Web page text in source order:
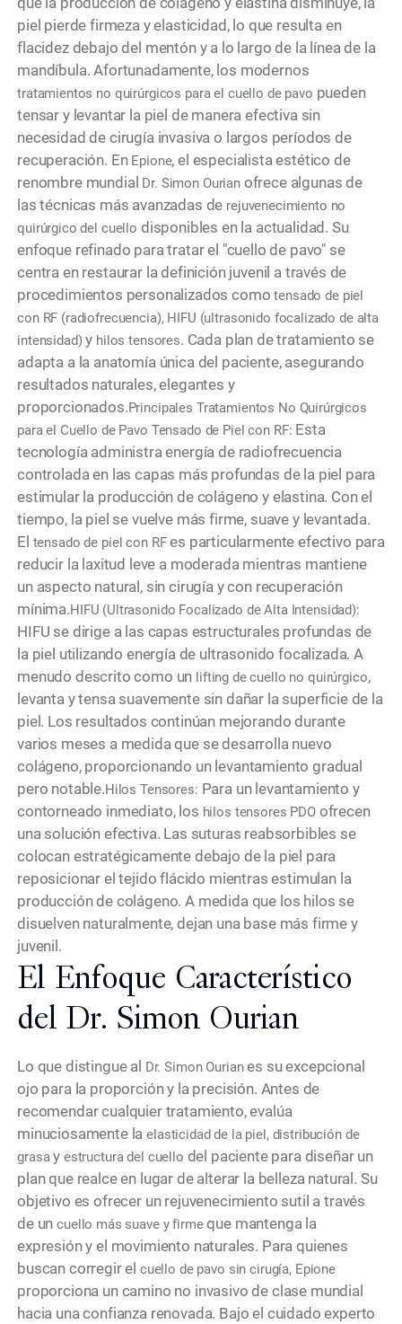
piel pierde firmeza y elasticidad, lo que resulta en
flacidez debajo del mentón y a lo largo de la línea de la
mandíbula. Afortunadamente, los modernos
tratamientos no quirúrgicos para el cuello de pavo pueden
tensar y levantar la piel de manera efectiva sin
necesidad de cirugía invasiva o largos períodos de
recuperación. En Epione, el especialista estético de
renombre mundial Dr. Simon Ourianofrece algunas de
las técnicas más avanzadas de rejuvenecimiento no
quirúrgico del cuello disponibles en la actualidad. Su
enfoque refinado para tratar el "cuello de pavo" se
centra en restaurar la definición juvenil a través de
procedimientos personalizados comotensado de piel
con RF (radiofrecuencia), HIFU (ultrasonido focalizado de alta
intensidad) y hilos tensores. Cada plan de tratamiento se
adapta a la anatomía única del paciente, asegurando
resultados naturales, elegantes y
proporcionados.Principales Tratamientos No Quirúrgicos
para el Cuello de Pavo Tensado de Piel con RF: Esta
tecnología administra energía de radiofrecuencia
controlada en las capas más profundas de la piel para
estimular la producción de colágeno y elastina. Con el
tiempo, la piel se vuelve más firme, suave y levantada.
El tensado de piel con RFes particularmente efectivo para
reducir la laxitud leve a moderada mientras mantiene
un aspecto natural, sin cirugía y con recuperación
mínima.HIFU (Ultrasonido Focalizado de Alta Intensidad):
HIFU se dirige a las capas estructurales profundas de
la piel utilizando energía de ultrasonido focalizada. A
menudo descrito como un lifting de cuello no quirúrgico,
levanta y tensa suavemente sin dañar la superficie de la
piel. Los resultados continúan mejorando durante
varios meses a medida que se desarrolla nuevo
colágeno, proporcionando un levantamiento gradual
pero notable.Hilos Tensores: Para un levantamiento y
contorneado inmediato, los hilos tensores PDOofrecen
una solución efectiva. Las suturas reabsorbibles se
colocan estratégicamente debajo de la piel para
reposicionar el tejido flácido mientras estimulan la
producción de colágeno. A medida que los hilos se
disuelven naturalmente, dejan una base más firme y
juvenil.
El Enfoque Característico
del Dr. Simon Ourian
Lo que distingue al Dr. Simon Ourianes su excepcional
ojo para la proporción y la precisión. Antes de
recomendar cualquier tratamiento, evalúa
minuciosamente laelasticidad de la piel, distribución de
grasay estructura del cuello del paciente para diseñar un
plan que realce en lugar de alterar la belleza natural. Su
objetivo es ofrecer un rejuvenecimiento sutil a través
de uncuello más suave y firmeque mantenga la
expresión y el movimiento naturales. Para quienes
buscan corregir el cuello de pavo sin cirugía, Epione
proporciona un camino no invasivo de clase mundial
hacia una confianza renovada. Bajo el cuidado experto